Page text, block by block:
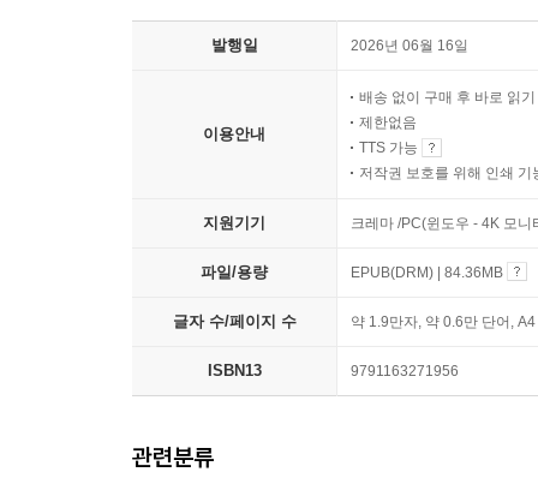
발행일 2026년 06월 16일
이용안내
배송 없이 구매 후 바로 읽기
제한없음
TTS 가능
저작권 보호를 위해 인쇄 기
지원기기 크레마 /PC(윈도우 - 4K 모
파일/용량 EPUB(DRM) | 84.36MB
글자 수/페이지 수 약 1.9만자, 약 0.6만 단어,
ISBN13 9791163271956
관련분류